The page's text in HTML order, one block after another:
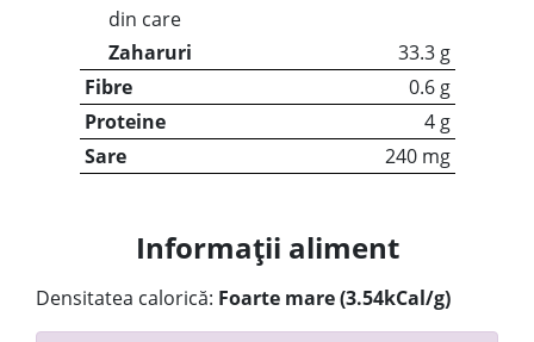
din care
Zaharuri
33.3 g
Fibre
0.6 g
Proteine
4 g
Sare
240 mg
Informații aliment
Densitatea calorică: Foarte mare (3.54kCal/g)